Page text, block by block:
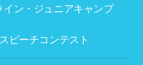
イン・ジュニアキャンプ
ピーチコンテスト